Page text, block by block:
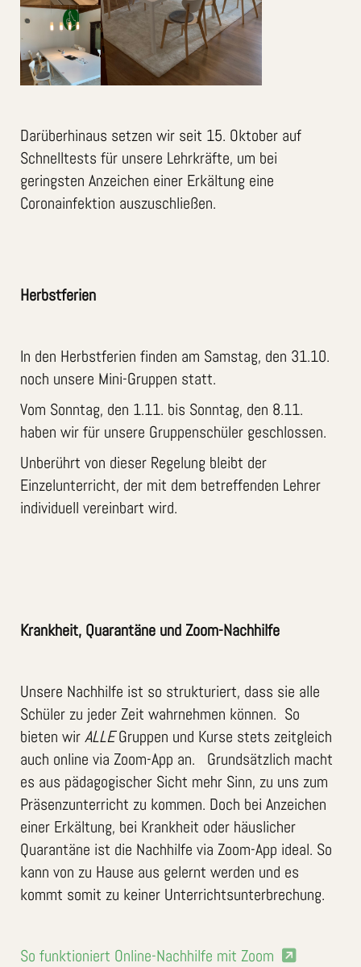
Darüberhinaus setzen wir seit 15. Oktober auf
Schnelltests für unsere Lehrkräfte, um bei
geringsten Anzeichen einer Erkältung eine
Coronainfektion auszuschließen.
Herbstferien
In den Herbstferien finden am Samstag, den 31.10.
noch unsere Mini-Gruppen statt.
Vom Sonntag, den 1.11. bis Sonntag, den 8.11.
haben wir für unsere Gruppenschüler geschlossen.
Unberührt von dieser Regelung bleibt der
Einzelunterricht, der mit dem betreffenden Lehrer
individuell vereinbart wird.
Krankheit, Quarantäne und Zoom-Nachhilfe
Unsere Nachhilfe ist so strukturiert, dass sie alle
Schüler zu jeder Zeit wahrnehmen können. So
bieten wirALLEGruppen und Kurse stets zeitgleich
auch online via Zoom-App an. Grundsätzlich macht
es aus pädagogischer Sicht mehr Sinn, zu uns zum
Präsenzunterricht zu kommen. Doch bei Anzeichen
einer Erkältung, bei Krankheit oder häuslicher
Quarantäne ist die Nachhilfe via Zoom-App ideal. So
kann von zu Hause aus gelernt werden und es
kommt somit zu keiner Unterrichtsunterbrechung.
So funktioniert Online-Nachhilfe mit Zoom